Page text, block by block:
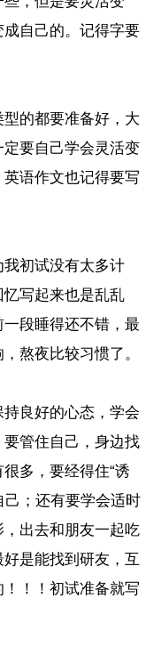
自己的。记得字要
的都要准备好，大
要自己学会灵活变
语作文也记得要写
初试没有太多计
写起来也是乱乱
段睡得还不错，最
熬夜比较习惯了。
良好的心态，学会
管住自己，身边找
多，要经得住“诱
己；还有要学会适时
出去和朋友一起吃
是能找到研友，互
！！初试准备就写